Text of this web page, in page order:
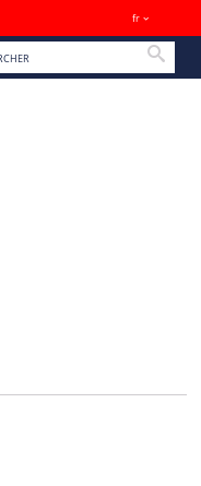
fr